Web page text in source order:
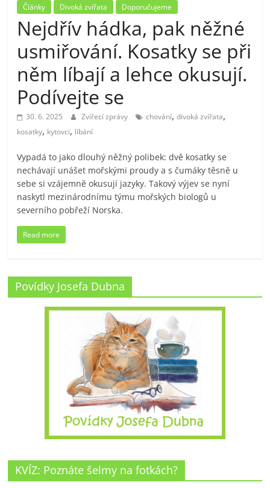
Články Divoká zvířata Doporučujeme
Nejdřív hádka, pak něžné
usmiřování. Kosatky se při
něm líbají a lehce okusují.
Podívejte se
30. 6. 2025 Zvířecí zprávy chování,divoká zvířata,
kosatky, kytovci, líbání
Vypadá to jako dlouhý něžný polibek: dvě kosatky se
nechávají unášet mořskými proudy a s čumáky těsně u
sebe si vzájemně okusují jazyky. Takový výjev se nyní
naskytl mezinárodnímu týmu mořských biologů u
severního pobřeží Norska.
Read more
Povídky Josefa Dubna
KVÍZ: Poznáte šelmy na fotkách?